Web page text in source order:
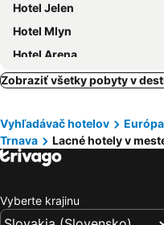
Hotel Jelen
Hotel Mlyn
Hotel Arena
Penzión Oáza
IMPIQ Hotel
Hotel Barbakan
Hotel SHEYLYS
Hotel EMPIRE
Hotel Prestige
Zobraziť všetky pobyty v
Vyhľadávač hotelov Európa
Trnava
Lacné hotely v
Vyberte krajinu